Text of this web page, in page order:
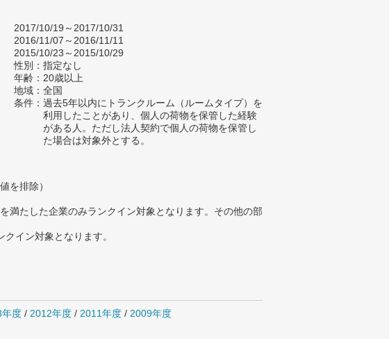
2017/10/19～2017/10/31
2016/11/07～2016/11/11
2015/10/23～2015/10/29
性別：指定なし
年齢：20歳以上
地域：全国
条件：過去5年以内にトランクルーム（ルームタイプ）を
利用したことがあり、個人の荷物を保管した経験
がある人。ただし法人契約で個人の荷物を保管し
た場合は対象外とする。
を排除）
満たした企業のみランクイン対象となります。その他の部
イン対象となります。
年度 / 2012年度 / 2011年度 / 2009年度